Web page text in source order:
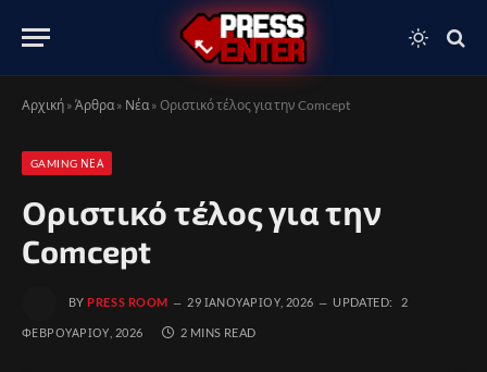
Αρχική » Άρθρα » Νέα » Οριστικό τέλος για την Comcept
GAMING ΝΈΑ
Οριστικό τέλος για την
Comcept
BY PRESS ROOM 29 ΙΑΝΟΥΑΡΊΟΥ, 2026 UPDATED: 2
ΦΕΒΡΟΥΑΡΊΟΥ, 2026 2 MINS READ